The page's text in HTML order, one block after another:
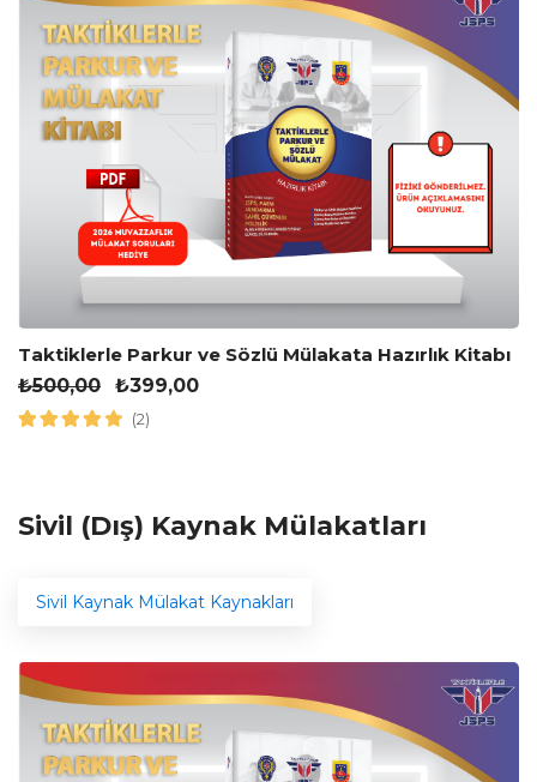
Taktiklerle Parkur ve Sözlü Mülakata Hazırlık Kitabı
₺500,00 ₺399,00
(2)
Sivil (Dış) Kaynak Mülakatları
Sivil Kaynak Mülakat Kaynakları